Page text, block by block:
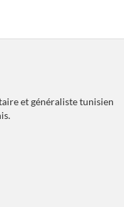
et généraliste tunisien